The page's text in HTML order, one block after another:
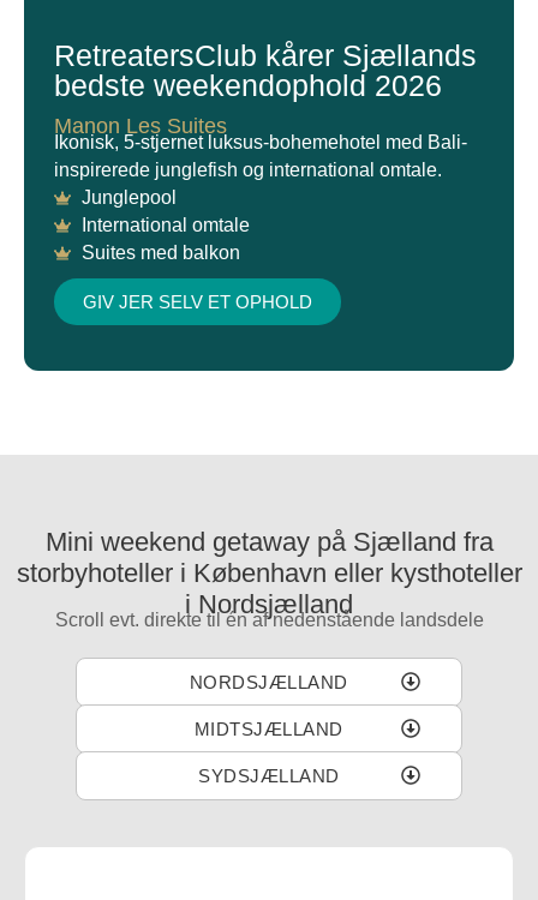
RetreatersClub kårer Sjællands
bedste weekendophold 2026
Manon Les Suites
Ikonisk, 5-stjernet luksus-bohemehotel med Bali-
inspirerede junglefish og international omtale.
Junglepool
International omtale
Suites med balkon
GIV JER SELV ET OPHOLD
Mini weekend getaway på Sjælland fra
storbyhoteller i København eller kysthoteller
i Nordsjælland
Scroll evt. direkte til én af nedenstående landsdele
NORDSJÆLLAND
MIDTSJÆLLAND
SYDSJÆLLAND